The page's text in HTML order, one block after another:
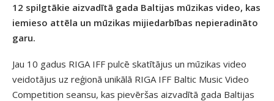
12 spilgtākie aizvadītā gada Baltijas mūzikas video, kas
iemieso attēla un mūzikas mijiedarbības nepieradināto
garu.
Jau 10 gadus RIGA IFF pulcē skatītājus un mūzikas video
veidotājus uz reģionā unikālā RIGA IFF Baltic Music Video
Competition seansu, kas pievēršas aizvadītā gada Baltijas